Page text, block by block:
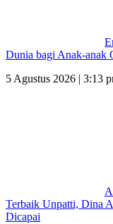
Dunia bagi Anak-anak
5 Agustus 2026 | 3:13
Terbaik Unpatti, Dina
Dicapai